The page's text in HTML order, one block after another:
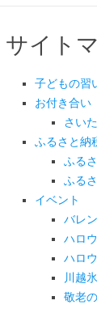
サイト
子どもの習
お付き合い
さい
ふるさと納
ふる
ふる
イベント
バレ
ハロ
ハロ
川越
敬老